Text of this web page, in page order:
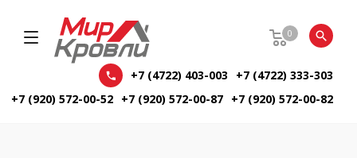
0
+7 (4722) 403-003
+7 (4722) 333-303
+7 (920) 572-00-52 +7 (920) 572-00-87 +7 (920) 572-00-82